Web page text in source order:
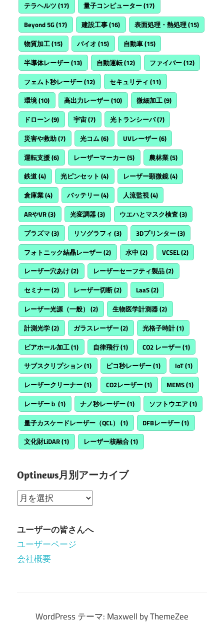
テラヘルツ (17) 量子コンピューター(17)
Beyond 5G(17) 建設工事(16) 表面処理・熱処理(15)
物質加工(15) バイオ (15) 自動車(15)
半導体レーザー(13) 自動運転(12) ファイバー(12)
フェムト秒レーザー(12) セキュリティ (11)
環境(10) 高出力レーザー(10) 微細加工(9)
ドローン(9) 宇宙(7) 光トランシーバ(7)
災害や救助(7) 光コム(6) UVレーザー(6)
運転支援(6) レーザーマーカー(5) 農林業(5)
鉄道(4) 光ピンセット (4) レーザー顕微鏡(4)
倉庫業(4) バッテリー(4) 人流監視(4)
ARやVR(3) 光変調器(3) ウエハとマスク検査(3)
プラズマ(3) リソグラフィ (3) 3Dプリンター(3)
フォトニック結晶レーザー(2) 水中 (2) VCSEL(2)
レーザー穴あけ(2) レーザーセーフティ製品(2)
セミナー(2) レーザー切断(2) LaaS(2)
レーザー光源（一般） (2) 生物医学計測器(2)
計測光学(2) ガラスレーザー(2) 光格子時計(1)
ビアホール加工(1) 自律飛行(1) CO2 レーザー(1)
サブスクリプション(1) ピコ秒レーザー(1) IoT(1)
レーザークリーナー(1) CO2レーザー(1) MEMS(1)
レーザーｂ (1) ナノ秒レーザー(1) ソフトウエア(1)
量子カスケードレーザー（QCL） (1) DFBレーザー(1)
文化財LiDAR(1) レーザー核融合(1)
Optinews月別アーカイブ
Optinews
別
ア
ー
ユーザーの皆さんへ
ユーザーページ
会社概要
WordPress テーマ: Maxwell by ThemeZee